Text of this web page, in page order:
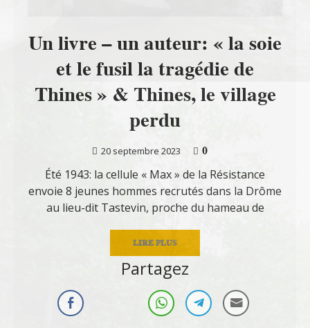
Un livre – un auteur: « la soie
et le fusil la tragédie de
Thines » & Thines, le village
perdu
20 septembre 2023
0
Été 1943: la cellule « Max » de la Résistance
envoie 8 jeunes hommes recrutés dans la Drôme
au lieu-dit Tastevin, proche du hameau de
LIRE PLUS
Partagez